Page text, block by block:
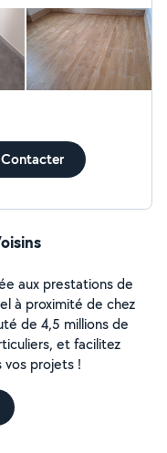
Contacter
aux prestations de
à proximité de chez
de 4,5 millions de
et facilitez
projets !